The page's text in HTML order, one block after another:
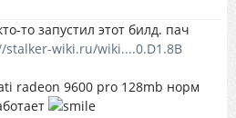
то запустил этот билд. пач
stalker-wiki.ru/wiki....0.D1.8B
radeon 9600 pro 128mb норм